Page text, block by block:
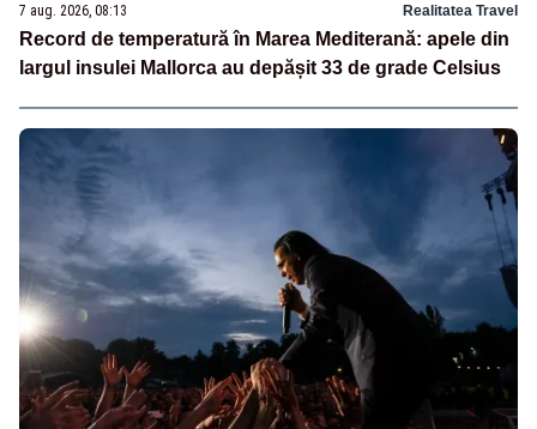
7 aug. 2026, 08:13 Realitatea Travel
Record de temperatură în Marea Mediterană: apele din
largul insulei Mallorca au depășit 33 de grade Celsius